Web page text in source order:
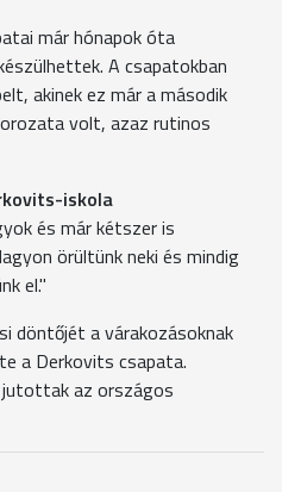
már hónapok óta
A csapatokban
akinek ez már a második
volt, azaz rutinos
iskola
és már kétszer is
örültünk neki és mindig
el."
döntőjét a várakozásoknak
a Derkovits csapata.
jutottak az országos